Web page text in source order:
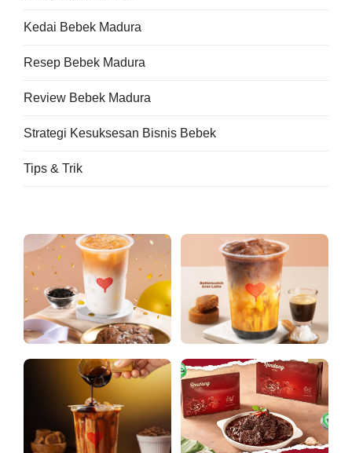
Kedai Bebek Madura
Resep Bebek Madura
Review Bebek Madura
Strategi Kesuksesan Bisnis Bebek
Tips & Trik